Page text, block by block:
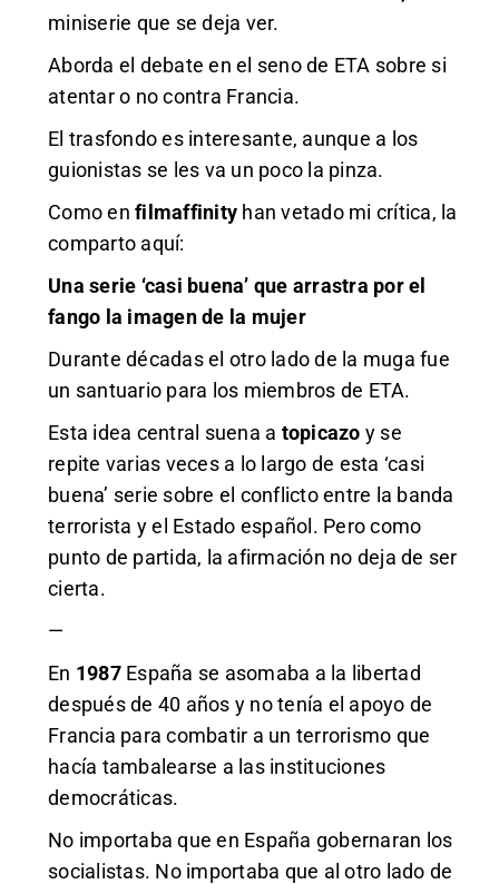
miniserie que se deja ver.
Aborda el debate en el seno de ETA sobre si
atentar o no contra Francia.
El trasfondo es interesante, aunque a los
guionistas se les va un poco la pinza.
Como en filmaffinity han vetado mi crítica, la
comparto aquí:
Una serie ‘casi buena’ que arrastra por el
fango la imagen de la mujer
Durante décadas el otro lado de la muga fue
un santuario para los miembros de ETA.
Esta idea central suena a topicazo y se
repite varias veces a lo largo de esta ‘casi
buena’ serie sobre el conflicto entre la banda
terrorista y el Estado español. Pero como
punto de partida, la afirmación no deja de ser
cierta.
—
En 1987 España se asomaba a la libertad
después de 40 años y no tenía el apoyo de
Francia para combatir a un terrorismo que
hacía tambalearse a las instituciones
democráticas.
No importaba que en España gobernaran los
socialistas. No importaba que al otro lado de